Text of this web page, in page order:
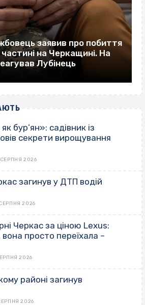
заявив про побиття
на Черкащині. На
Лубінець
бур’ян»: садівник із
секрети вирощування
СЕРПНЯ 2026
загинув у ДТП водій
2026
Черкас за ціною Lexus:
просто переїхала –
2026
районі загинув
2026